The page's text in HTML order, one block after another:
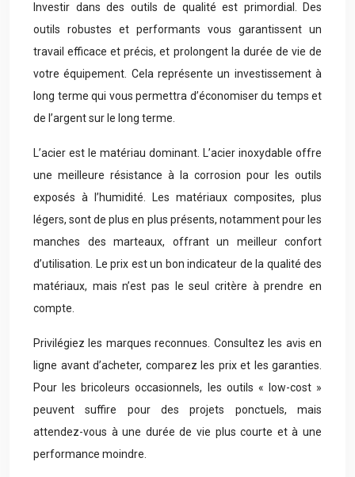
Investir dans des outils de qualité est primordial. Des
outils robustes et performants vous garantissent un
travail efficace et précis, et prolongent la durée de vie de
votre équipement. Cela représente un investissement à
long terme qui vous permettra d’économiser du temps et
de l’argent sur le long terme.
L’acier est le matériau dominant. L’acier inoxydable offre
une meilleure résistance à la corrosion pour les outils
exposés à l’humidité. Les matériaux composites, plus
légers, sont de plus en plus présents, notamment pour les
manches des marteaux, offrant un meilleur confort
d’utilisation. Le prix est un bon indicateur de la qualité des
matériaux, mais n’est pas le seul critère à prendre en
compte.
Privilégiez les marques reconnues. Consultez les avis en
ligne avant d’acheter, comparez les prix et les garanties.
Pour les bricoleurs occasionnels, les outils « low-cost »
peuvent suffire pour des projets ponctuels, mais
attendez-vous à une durée de vie plus courte et à une
performance moindre.